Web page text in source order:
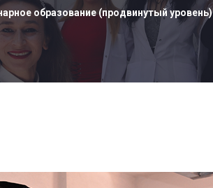
образование (продвинутый уровень)